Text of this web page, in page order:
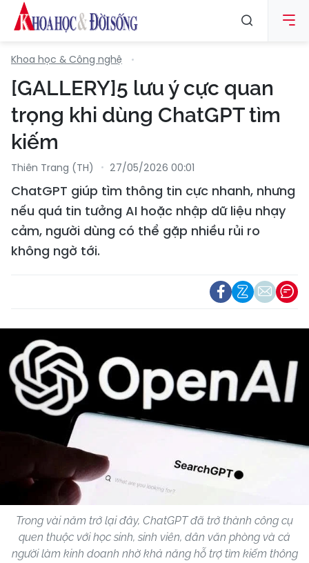
Khoa học & Công nghệ
[GALLERY]5 lưu ý cực quan
trọng khi dùng ChatGPT tìm
kiếm
Thiên Trang (TH) 27/05/2026 00:01
ChatGPT giúp tìm thông tin cực nhanh, nhưng
nếu quá tin tưởng AI hoặc nhập dữ liệu nhạy
cảm, người dùng có thể gặp nhiều rủi ro
không ngờ tới.
Trong vài năm trở lại đây, ChatGPT đã trở thành công cụ
quen thuộc với học sinh, sinh viên, dân văn phòng và cả
người làm kinh doanh nhờ khả năng hỗ trợ tìm kiếm thông